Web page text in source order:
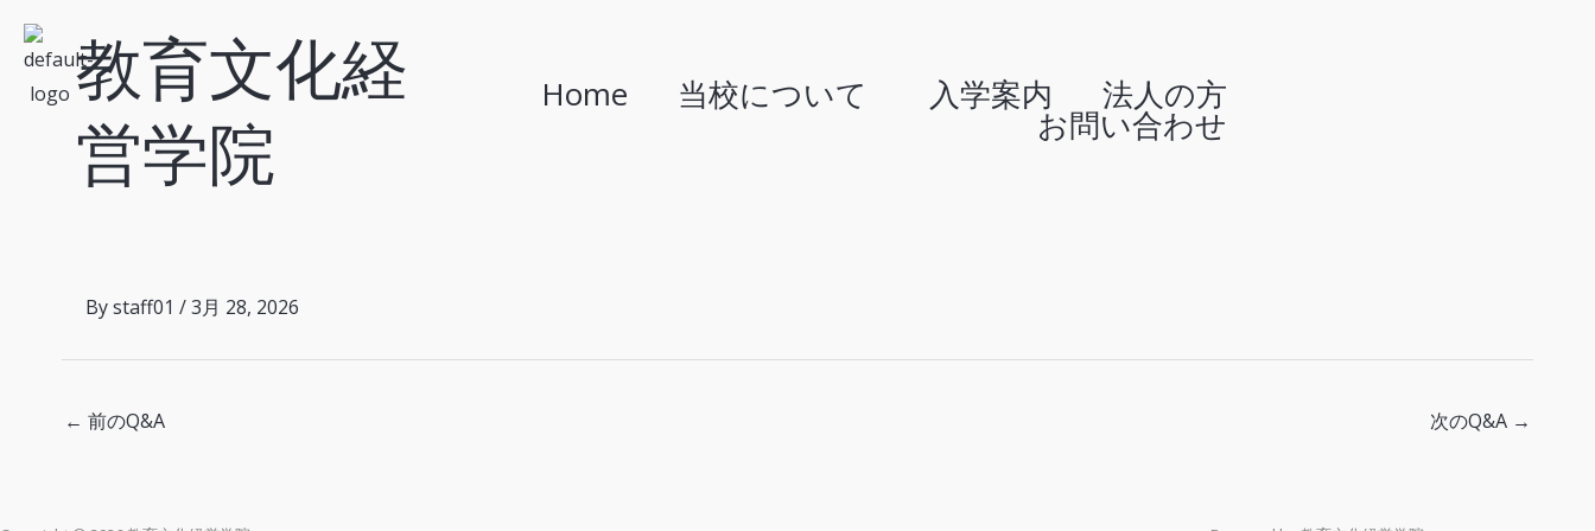
教育文化経
営学院
Home 当校について 入学案内 法人の方
お問い合わせ
Bystaff01 /3月 28, 2026
← 前のQ&A 次のQ&A →